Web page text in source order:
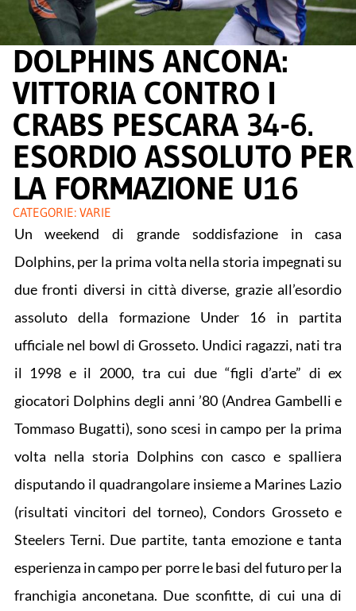
DOLPHINS ANCONA:
VITTORIA CONTRO I
CRABS PESCARA 34-6.
ESORDIO ASSOLUTO PER
LA FORMAZIONE U16
CATEGORIE: VARIE
Un weekend di grande soddisfazione in casa
Dolphins, per la prima volta nella storia impegnati su
due fronti diversi in città diverse, grazie all’esordio
assoluto della formazione Under 16 in partita
ufficiale nel bowl di Grosseto. Undici ragazzi, nati tra
il 1998 e il 2000, tra cui due “figli d’arte” di ex
giocatori Dolphins degli anni ’80 (Andrea Gambelli e
Tommaso Bugatti), sono scesi in campo per la prima
volta nella storia Dolphins con casco e spalliera
disputando il quadrangolare insieme a Marines Lazio
(risultati vincitori del torneo), Condors Grosseto e
Steelers Terni. Due partite, tanta emozione e tanta
esperienza in campo per porre le basi del futuro per la
franchigia anconetana. Due sconfitte, di cui una di